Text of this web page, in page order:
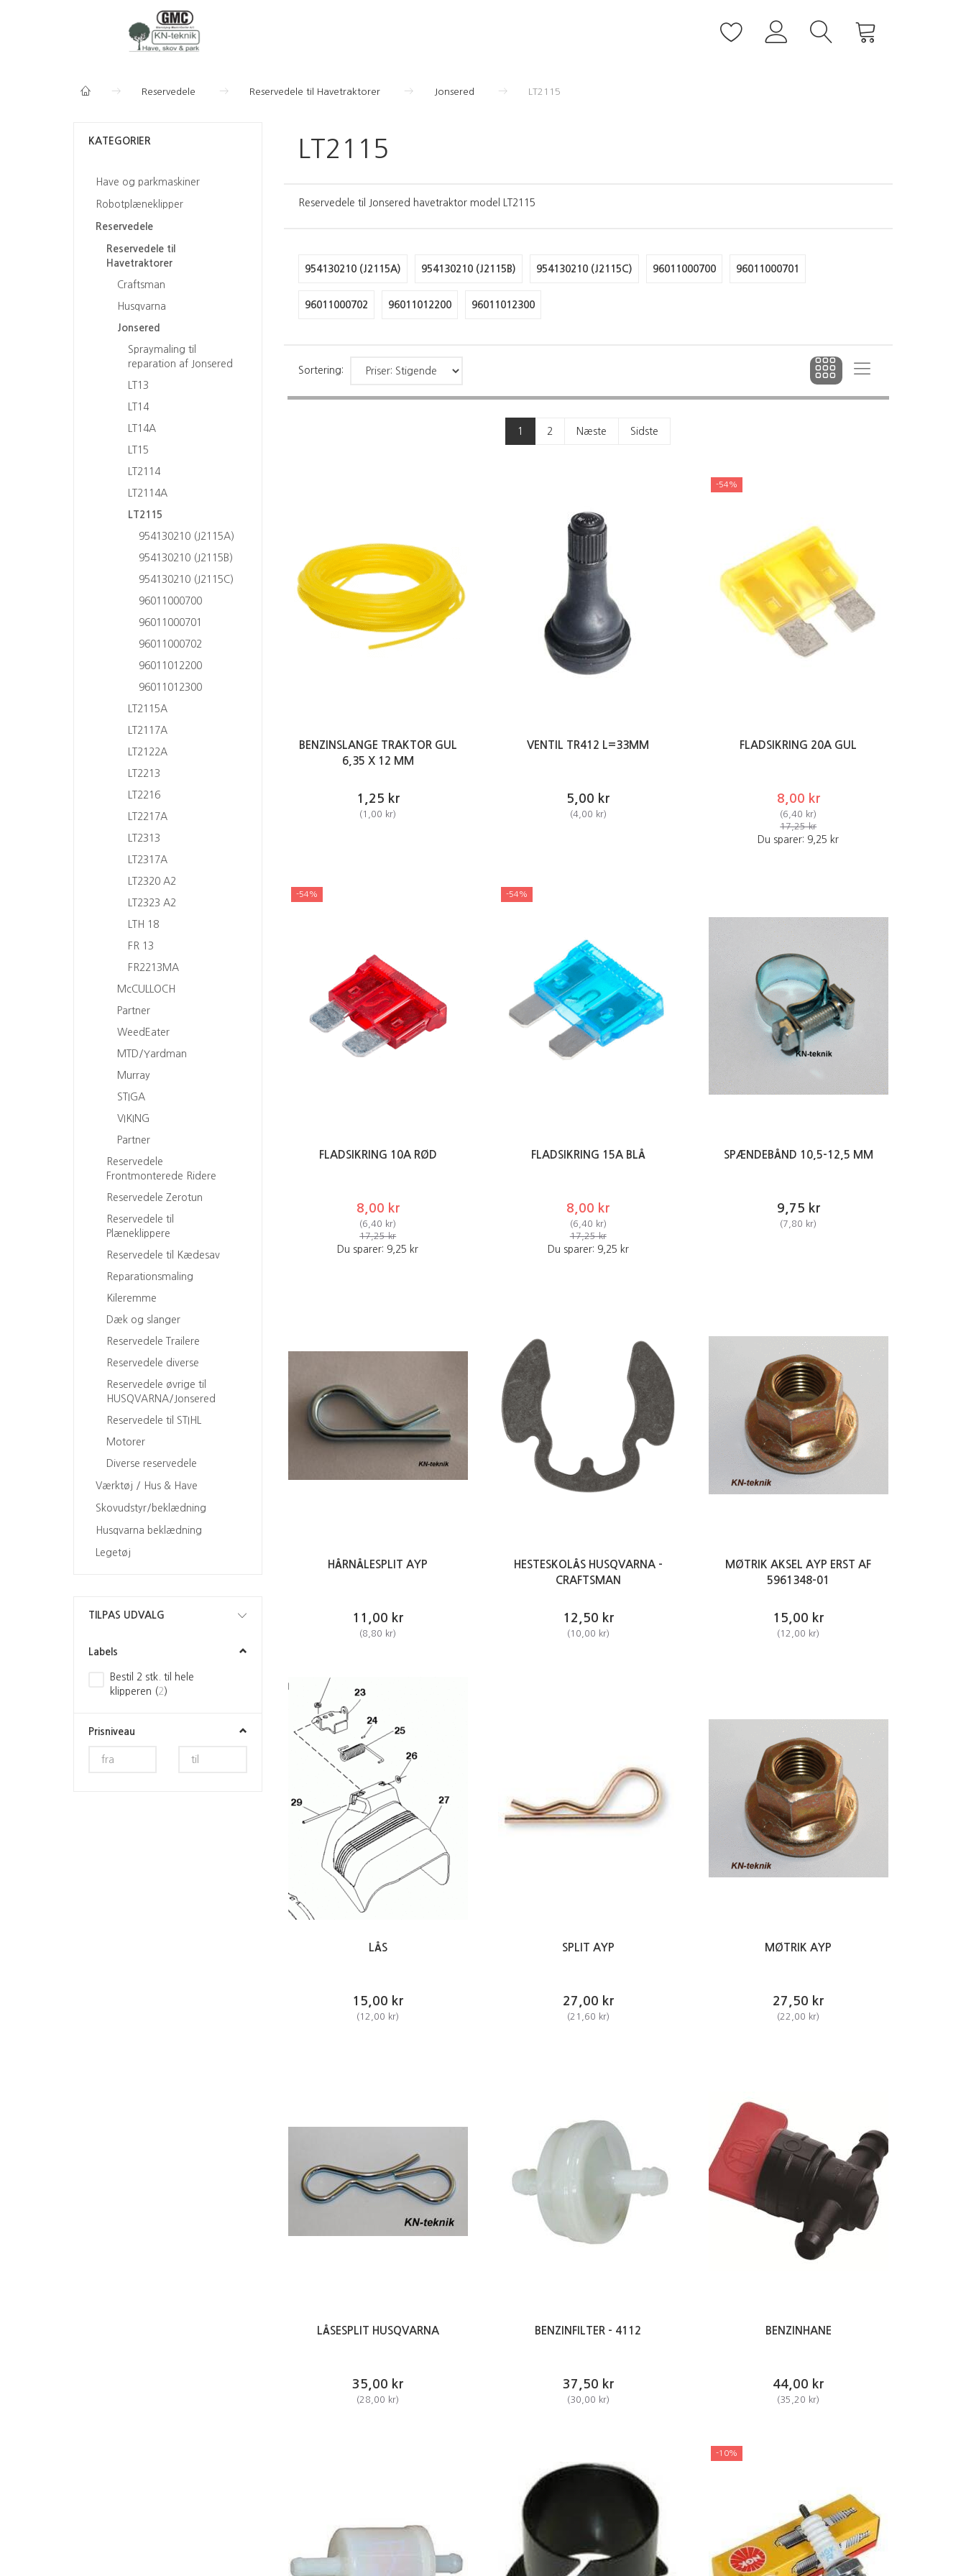
Reservedele Reservedele til Havetraktorer Jonsered LT2115
KATEGORIER
Have og parkmaskiner
Robotplæneklipper
Reservedele
Reservedele til
Havetraktorer
Craftsman
Husqvarna
Jonsered
Spraymaling til
reparation af Jonsered
LT13
LT14
LT14A
LT15
LT2114
LT2114A
LT2115
954130210 (J2115A)
954130210 (J2115B)
954130210 (J2115C)
96011000700
96011000701
96011000702
96011012200
96011012300
LT2115A
LT2117A
LT2122A
LT2213
LT2216
LT2217A
LT2313
LT2317A
LT2320 A2
LT2323 A2
LTH 18
FR 13
FR2213MA
McCULLOCH
Partner
WeedEater
MTD/Yardman
Murray
STIGA
VIKING
Partner
Reservedele
Frontmonterede Ridere
Reservedele Zerotun
Reservedele til
Plæneklippere
Reservedele til Kædesav
Reparationsmaling
Kileremme
Dæk og slanger
Reservedele Trailere
Reservedele diverse
Reservedele øvrige til
HUSQVARNA/Jonsered
Reservedele til STIHL
Motorer
Diverse reservedele
Værktøj / Hus & Have
Skovudstyr/beklædning
Husqvarna beklædning
Legetøj
TILPAS UDVALG
Labels
Bestil 2 stk. til hele
klipperen (2 )
Prisniveau
LT2115
Reservedele til Jonsered havetraktor model LT2115
954130210 (J2115A) 954130210 (J2115B) 954130210 (J2115C) 96011000700 96011000701
96011000702 96011012200 96011012300
Sortering:
1 2 Næste Sidste
BENZINSLANGE TRAKTOR GUL
6,35 X 12 MM
1,25 kr
(1,00 kr)
VENTIL TR412 L=33MM
5,00 kr
(4,00 kr)
-54%
FLADSIKRING 20A GUL
8,00 kr
(6,40 kr)
17,25 kr
Du sparer: 9,25 kr
-54%
FLADSIKRING 10A RØD
8,00 kr
(6,40 kr)
17,25 kr
Du sparer: 9,25 kr
-54%
FLADSIKRING 15A BLÅ
8,00 kr
(6,40 kr)
17,25 kr
Du sparer: 9,25 kr
SPÆNDEBÅND 10,5-12,5 MM
9,75 kr
(7,80 kr)
HÅRNÅLESPLIT AYP
11,00 kr
(8,80 kr)
HESTESKOLÅS HUSQVARNA -
CRAFTSMAN
12,50 kr
(10,00 kr)
MØTRIK AKSEL AYP ERST AF
5961348-01
15,00 kr
(12,00 kr)
LÅS
15,00 kr
(12,00 kr)
SPLIT AYP
27,00 kr
(21,60 kr)
MØTRIK AYP
27,50 kr
(22,00 kr)
LÅSESPLIT HUSQVARNA
35,00 kr
(28,00 kr)
BENZINFILTER - 4112
37,50 kr
(30,00 kr)
BENZINHANE
44,00 kr
(35,20 kr)
-10%